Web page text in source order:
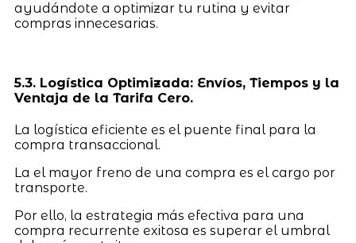
ayudándote a optimizar tu rutina y evitar
compras innecesarias.
5.3. Logística Optimizada: Envíos, Tiempos y la
Ventaja de la Tarifa Cero.
La logística eficiente es el puente final para la
compra transaccional.
La el mayor freno de una compra es el cargo por
transporte.
Por ello, la estrategia más efectiva para una
compra recurrente exitosa es superar el umbral